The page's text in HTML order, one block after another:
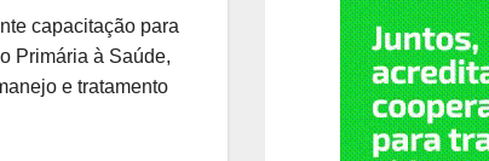
capacitação para
Primária à Saúde,
e tratamento